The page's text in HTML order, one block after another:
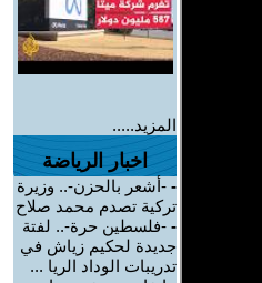
المزيد.....
اخبار الرياضة
- -أشعر بالحزن-.. وزيرة
تركية تصدم محمد صلاح
- -فلسطين حرة-.. لفتة
جديدة لحكيم زياش في
تدريبات الوداد الريا ...